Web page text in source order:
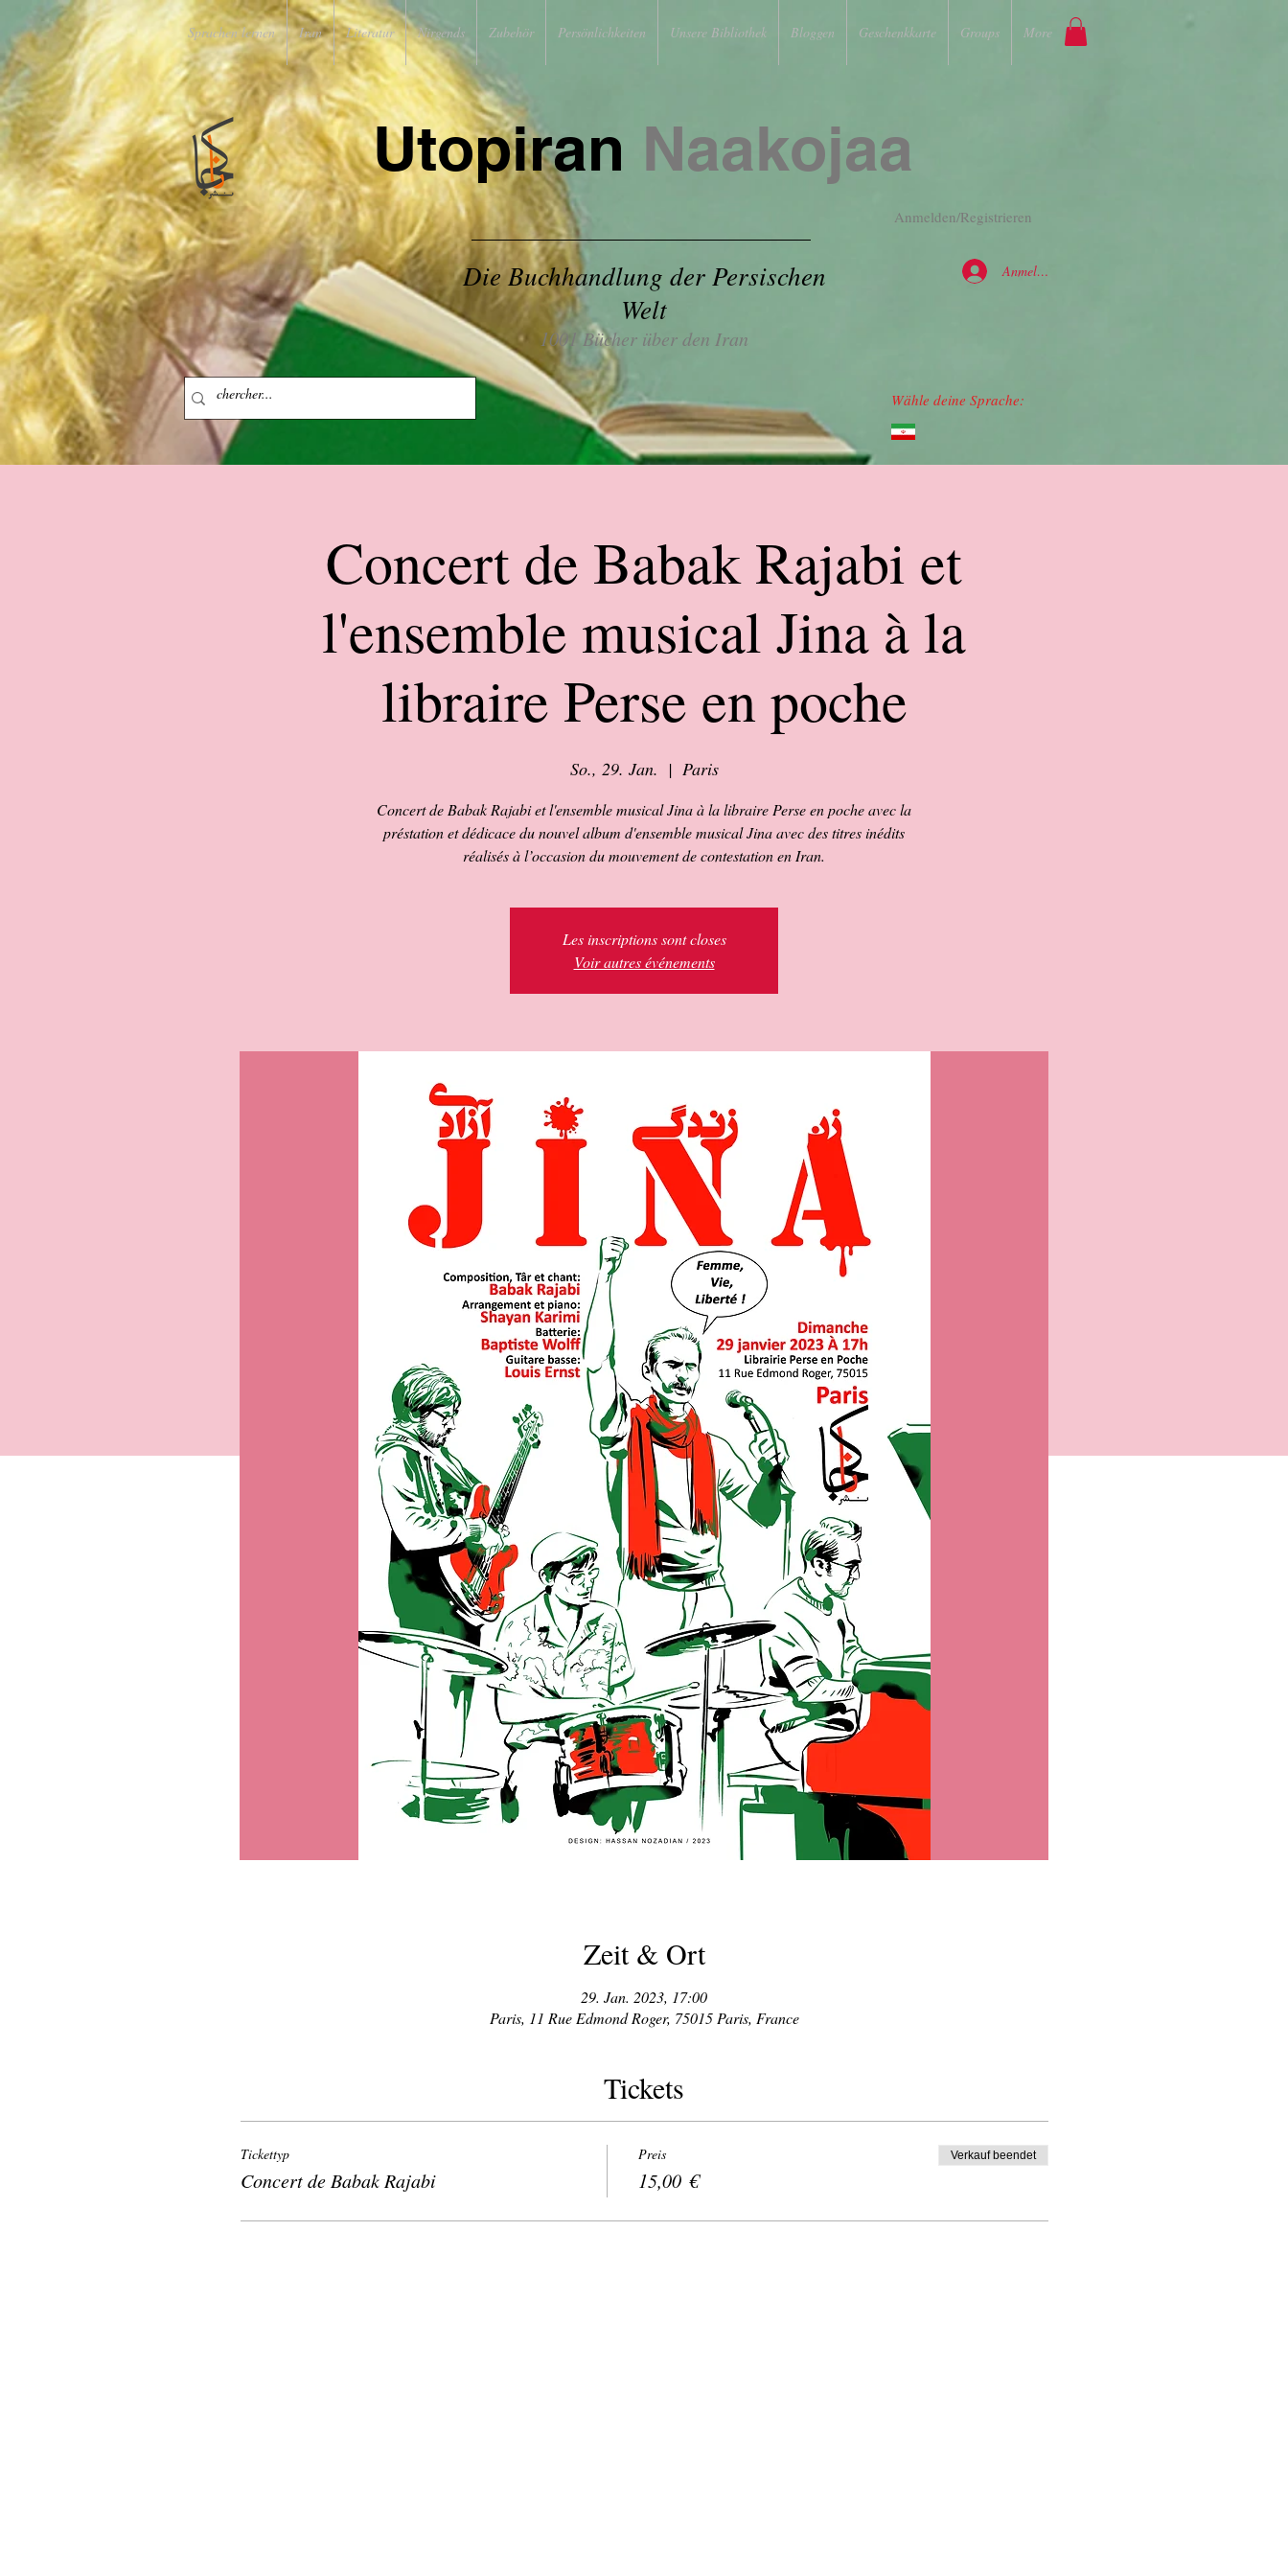
Sprachen lernen Iran Literatur Nirgends Zubehör Persönlichkeiten Unsere Bibliothek Bloggen Geschenkkarte Groups More
Anmelden/Registrieren
Utopiran Naakojaa
Die Buchhandlung der Persischen
Welt
Anmelden
1001 Bücher über den Iran
Wähle deine Sprache:
Concert de Babak Rajabi et
l'ensemble musical Jina à la
libraire Perse en poche
So., 29. Jan.
  |
Paris
Concert de Babak Rajabi et l'ensemble musical Jina à la libraire Perse en poche avec la
préstation et dédicace du nouvel album d'ensemble musical Jina avec des titres inédits
réalisés à l’occasion du mouvement de contestation en Iran.
Les inscriptions sont closes
Voir autres événements
Zeit & Ort
29. Jan. 2023, 17:00
Paris, 11 Rue Edmond Roger, 75015 Paris, France
Tickets
Tickettyp
Concert de Babak Rajabi
Preis
15,00 €
Verkauf beendet